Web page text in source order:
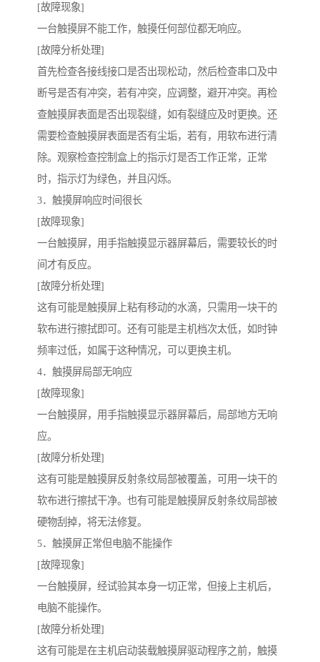
[故障现象]
一台触摸屏不能工作，触摸任何部位都无响应。
[故障分析处理]
首先检查各接线接口是否出现松动，然后检查串口及中
断号是否有冲突，若有冲突，应调整，避开冲突。再检
查触摸屏表面是否出现裂缝，如有裂缝应及时更换。还
需要检查触摸屏表面是否有尘垢，若有，用软布进行清
除。观察检查控制盒上的指示灯是否工作正常，正常
时，指示灯为绿色，并且闪烁。
3．触摸屏响应时间很长
[故障现象]
一台触摸屏，用手指触摸显示器屏幕后，需要较长的时
间才有反应。
[故障分析处理]
这有可能是触摸屏上粘有移动的水滴，只需用一块干的
软布进行擦拭即可。还有可能是主机档次太低，如时钟
频率过低，如属于这种情况，可以更换主机。
4．触摸屏局部无响应
[故障现象]
一台触摸屏，用手指触摸显示器屏幕后，局部地方无响
应。
[故障分析处理]
这有可能是触摸屏反射条纹局部被覆盖，可用一块干的
软布进行擦拭干净。也有可能是触摸屏反射条纹局部被
硬物刮掉，将无法修复。
5．触摸屏正常但电脑不能操作
[故障现象]
一台触摸屏，经试验其本身一切正常，但接上主机后，
电脑不能操作。
[故障分析处理]
这有可能是在主机启动装载触摸屏驱动程序之前，触摸